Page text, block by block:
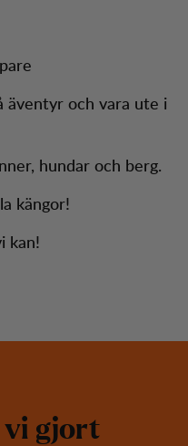
äventyr och vara ute i
hundar och berg.
kängor!
kan!
vi gjort